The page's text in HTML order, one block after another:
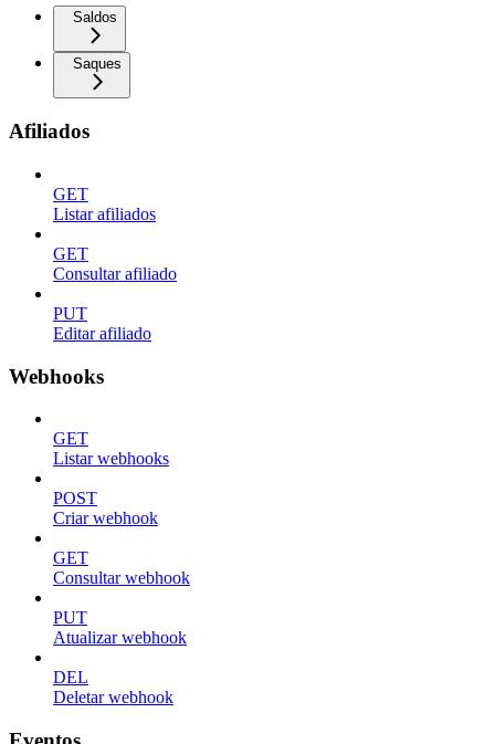
Saldos
Saques
Afiliados
GET
Listar afiliados
GET
Consultar afiliado
PUT
Editar afiliado
Webhooks
GET
Listar webhooks
POST
Criar webhook
GET
Consultar webhook
PUT
Atualizar webhook
DEL
Deletar webhook